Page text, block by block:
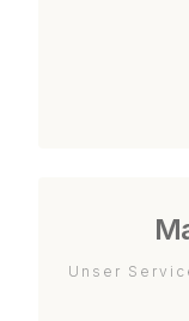
Unser